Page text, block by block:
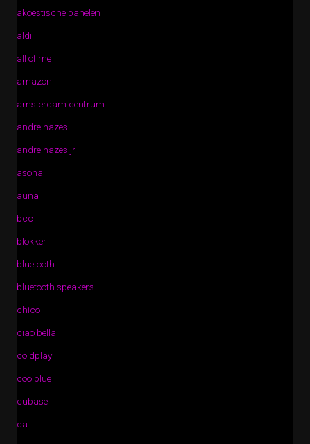
akoestische panelen
aldi
all of me
amazon
amsterdam centrum
andre hazes
andre hazes jr
asona
auna
bcc
blokker
bluetooth
bluetooth speakers
chico
ciao bella
coldplay
coolblue
cubase
da